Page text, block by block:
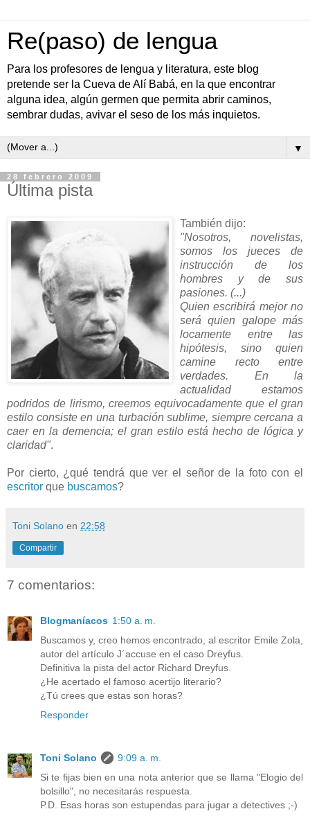
Re(paso) de lengua
Para los profesores de lengua y literatura, este blog
pretende ser la Cueva de Alí Babá, en la que encontrar
alguna idea, algún germen que permita abrir caminos,
sembrar dudas, avivar el seso de los más inquietos.
▼
28 febrero 2009
Última pista
También dijo:
"Nosotros, novelistas,
somos los jueces de
instrucción de los
hombres y de sus
pasiones. (...)
Quien escribirá mejor no
será quien galope más
locamente entre las
hipótesis, sino quien
camine recto entre
verdades. En la
actualidad estamos
podridos de lirismo, creemos equivocadamente que el gran
estilo consiste en una turbación sublime, siempre cercana a
caer en la demencia; el gran estilo está hecho de lógica y
claridad".
Por cierto, ¿qué tendrá que ver el señor de la foto con el
escritor que buscamos?
Toni Solano en 22:58
Compartir
7 comentarios:
Blogmaníacos 1:50 a. m.
Buscamos y, creo hemos encontrado, al escritor Emile Zola,
autor del artículo J´accuse en el caso Dreyfus.
Definitiva la pista del actor Richard Dreyfus.
¿He acertado el famoso acertijo literario?
¿Tú crees que estas son horas?
Responder
Toni Solano
9:09 a. m.
Si te fijas bien en una nota anterior que se llama "Elogio del
bolsillo", no necesitarás respuesta.
P.D. Esas horas son estupendas para jugar a detectives ;-)